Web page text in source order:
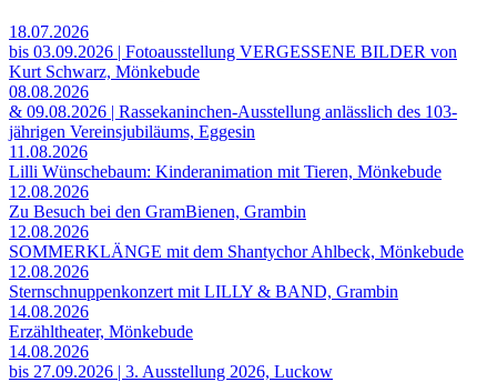
18.07.2026
bis 03.09.2026 | Fotoausstellung VERGESSENE BILDER von
Kurt Schwarz, Mönkebude
08.08.2026
& 09.08.2026 | Rassekaninchen-Ausstellung anlässlich des 103-
jährigen Vereinsjubiläums, Eggesin
11.08.2026
Lilli Wünschebaum: Kinderanimation mit Tieren, Mönkebude
12.08.2026
Zu Besuch bei den GramBienen, Grambin
12.08.2026
SOMMERKLÄNGE mit dem Shantychor Ahlbeck, Mönkebude
12.08.2026
Sternschnuppenkonzert mit LILLY & BAND, Grambin
14.08.2026
Erzähltheater, Mönkebude
14.08.2026
bis 27.09.2026 | 3. Ausstellung 2026, Luckow